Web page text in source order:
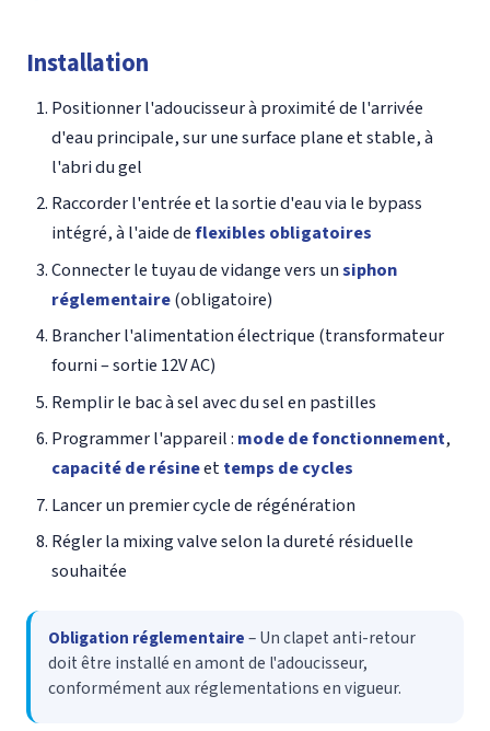
Installation
Positionner l'adoucisseur à proximité de l'arrivée
d'eau principale, sur une surface plane et stable, à
l'abri du gel
Raccorder l'entrée et la sortie d'eau via le bypass
intégré, à l'aide deflexibles obligatoires
Connecter le tuyau de vidange vers unsiphon
réglementaire(obligatoire)
Brancher l'alimentation électrique (transformateur
fourni – sortie 12V AC)
Remplir le bac à sel avec du sel en pastilles
Programmer l'appareil : mode de fonctionnement,
capacité de résineettemps de cycles
Lancer un premier cycle de régénération
Régler la mixing valve selon la dureté résiduelle
souhaitée
Obligation réglementaire– Un clapet anti-retour
doit être installé en amont de l'adoucisseur,
conformément aux réglementations en vigueur.